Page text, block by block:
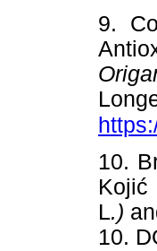
9.
10.
Kojić
L.)
10.